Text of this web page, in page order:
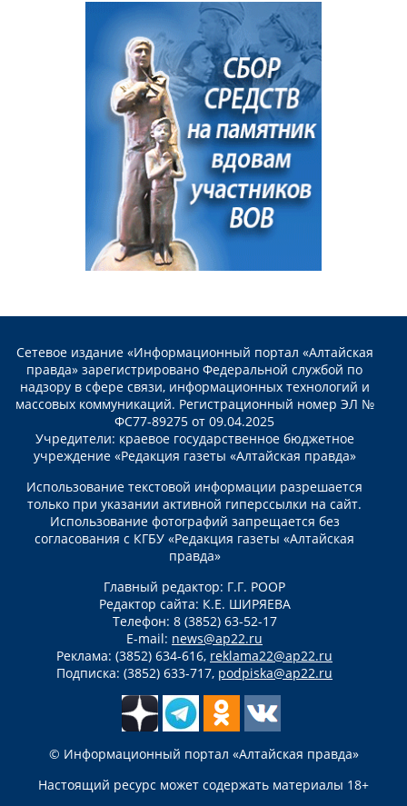
Сетевое издание «Информационный портал «Алтайская
правда» зарегистрировано Федеральной службой по
надзору в сфере связи, информационных технологий и
массовых коммуникаций. Регистрационный номер ЭЛ №
ФС77-89275 от 09.04.2025
Учредители: краевое государственное бюджетное
учреждение «Редакция газеты «Алтайская правда»
Использование текстовой информации разрешается
только при указании активной гиперссылки на сайт.
Использование фотографий запрещается без
согласования с КГБУ «Редакция газеты «Алтайская
правда»
Главный редактор: Г.Г. РООР
Редактор сайта: К.Е. ШИРЯЕВА
Телефон: 8 (3852) 63-52-17
E-mail: news@ap22.ru
Реклама: (3852) 634-616, reklama22@ap22.ru
Подписка: (3852) 633-717, podpiska@ap22.ru
© Информационный портал «Алтайская правда»
Настоящий ресурс может содержать материалы 18+